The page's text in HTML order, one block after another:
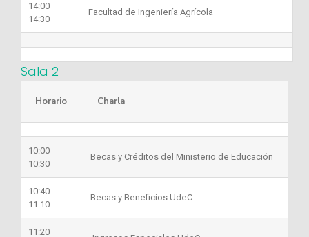
14:00
14:30
Facultad de Ingeniería Agrícola
Sala 2
Horario Charla
10:00
10:30
Becas y Créditos del Ministerio de Educación
10:40
11:10
Becas y Beneficios UdeC
11:20